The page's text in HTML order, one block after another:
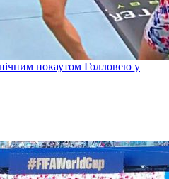
нокаутом Голловею у